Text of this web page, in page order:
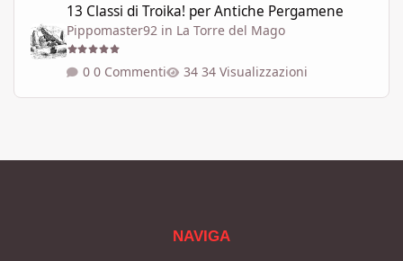
13 Classi di Troika! per Antiche Pergamene
Pippomaster92 in La Torre del Mago
0 Commenti 34 Visualizzazioni
NAVIGA